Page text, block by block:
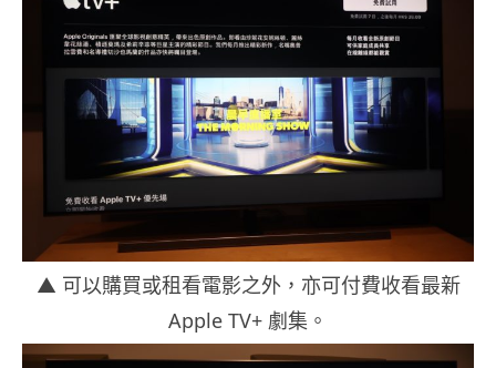
▲ 可以購買或租看電影之外，亦可付費收看最新
Apple TV+ 劇集。